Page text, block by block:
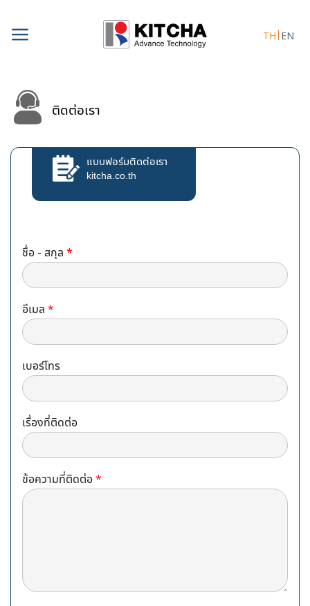
content
TH EN
ติดต่อเรา
แบบฟอร์มติดต่อเรา
kitcha.co.th
ชื่อ - สกุล *
อีเมล *
เบอร์โทร
เรื่องที่ติดต่อ
ข้อความที่ติดต่อ*